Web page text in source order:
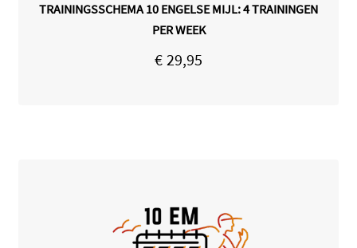
TRAININGSSCHEMA 10 ENGELSE MIJL: 4 TRAININGEN
PER WEEK
€ 29,95